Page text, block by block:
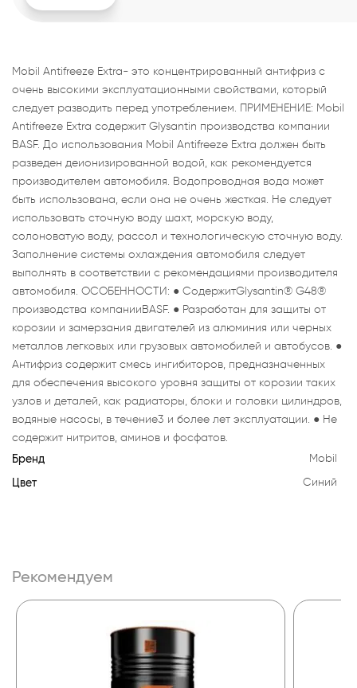
Mobil Antifreeze Extra- это концентрированный антифриз с
очень высокими эксплуатационными свойствами, который
следует разводить перед употреблением. ПРИМЕНЕНИЕ: Mobil
Antifreeze Extra содержит Glysantin производства компании
BASF. До использования Mobil Antifreeze Extra должен быть
разведен деионизированной водой, как рекомендуется
производителем автомобиля. Водопроводная вода может
быть использована, если она не очень жесткая. Не следует
использовать сточную воду шахт, морскую воду,
солоноватую воду, рассол и технологическую сточную воду.
Заполнение системы охлаждения автомобиля следует
выполнять в соответствии с рекомендациями производителя
автомобиля. ОСОБЕННОСТИ: ● СодержитGlysantin® G48®
производства компанииBASF. ● Разработан для защиты от
корозии и замерзания двигателей из алюминия или черных
металлов легковых или грузовых автомобилей и автобусов. ●
Антифриз содержит смесь ингибиторов, предназначенных
для обеспечения высокого уровня защиты от корозии таких
узлов и деталей, как радиаторы, блоки и головки цилиндров,
водяные насосы, в течение3 и более лет эксплуатации. ● Не
содержит нитритов, аминов и фосфатов.
Бренд Mobil
Цвет Синий
Рекомендуем